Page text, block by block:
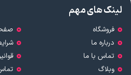
لینک های مهم
فروشگاه
درباره ما
تماس با ما
وبلاگ